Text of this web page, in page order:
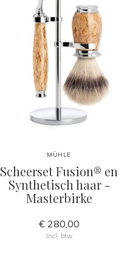
MÜHLE
Scheerset Fusion® en
Synthetisch haar -
Masterbirke
€ 280,00
Incl. btw